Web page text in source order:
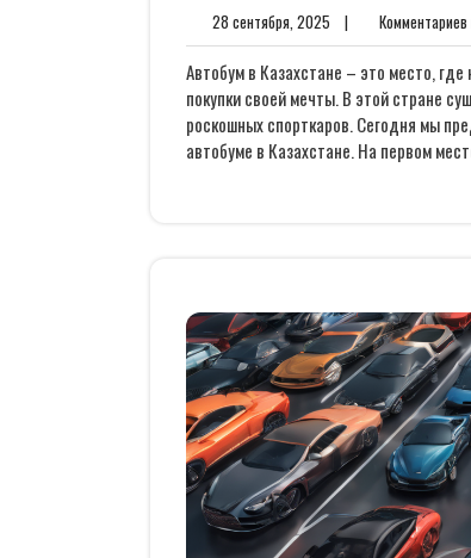
28 сентября, 2025 28
сентября,
2025
| Комментариев
Автобум в Казахстане – это место,
покупки своей мечты. В этой стране
роскошных спорткаров. Сегодня мы
автобуме в Казахстане. На первом